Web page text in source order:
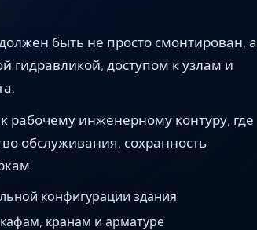
быть не просто смонтирован, а
гидравликой, доступом к узлам и
рабочему инженерному контуру, где
обслуживания, сохранность
конфигурации здания
кранам и арматуре